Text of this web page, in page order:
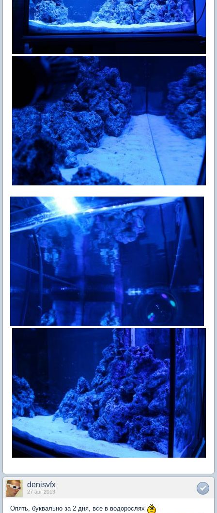
denisvfx
27 авг 2013
Опять, буквально за 2 дня, все в водорослях